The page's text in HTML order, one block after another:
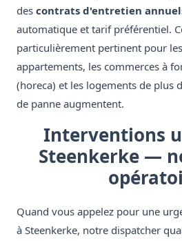
des contrats d'entretien
automatique et tarif préférentiel.
particulièrement pertinent pour
appartements, les commerces à
(horeca) et les logements de plus
de panne augmentent.
Interventions
Steenkerke —
Quand vous appelez pour une
à Steenkerke, notre dispatcher